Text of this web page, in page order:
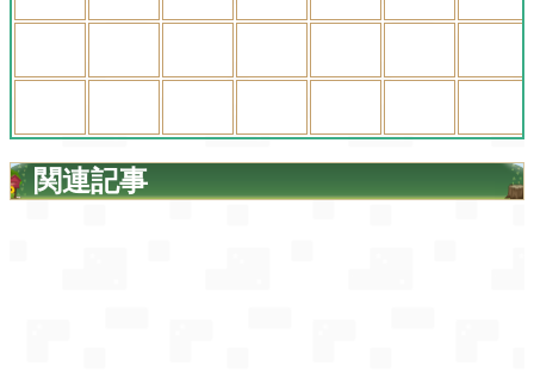
関連記事